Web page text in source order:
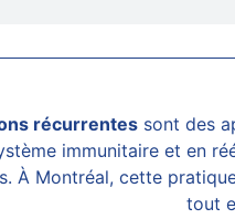
récurrentessont des
immunitaire et en
À Montréal, cette
tout